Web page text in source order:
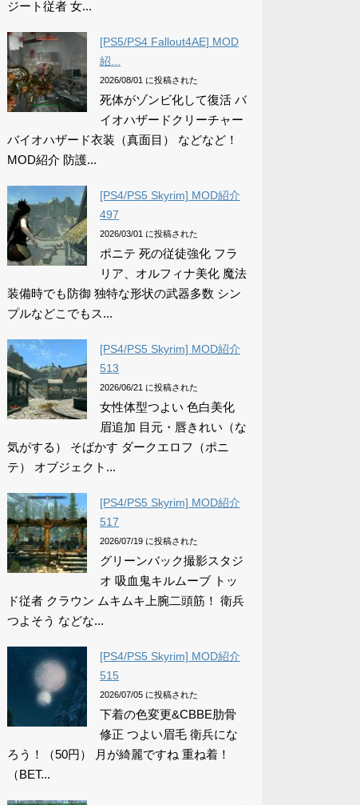
ジート従者 女...
[PS5/PS4 Fallout4AE] MOD
紹...
2026/08/01 に投稿された
死体がゾンビ化して復活 バ
イオハザードクリーチャー
バイオハザード衣装（真面目） などなど！
MOD紹介 防護...
[PS4/PS5 Skyrim] MOD紹介
497
2026/03/01 に投稿された
ポニテ 死の従徒強化 フラ
リア、オルフィナ美化 魔法
装備時でも防御 独特な形状の武器多数 シン
プルなどこでもス...
[PS4/PS5 Skyrim] MOD紹介
513
2026/06/21 に投稿された
女性体型つよい 色白美化
眉追加 目元・唇きれい（な
気がする） そばかす ダークエロフ（ポニ
テ） オブジェクト...
[PS4/PS5 Skyrim] MOD紹介
517
2026/07/19 に投稿された
グリーンバック撮影スタジ
オ 吸血鬼キルムーブ トッ
ド従者 クラウン ムキムキ上腕二頭筋！ 衛兵
つよそう などな...
[PS4/PS5 Skyrim] MOD紹介
515
2026/07/05 に投稿された
下着の色変更&CBBE肋骨
修正 つよい眉毛 衛兵にな
ろう！（50円） 月が綺麗ですね 重ね着！
（BET...